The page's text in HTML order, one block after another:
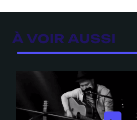
À VOIR AUSSI